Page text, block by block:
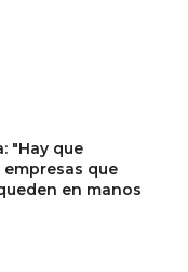
"Hay que
que
en manos